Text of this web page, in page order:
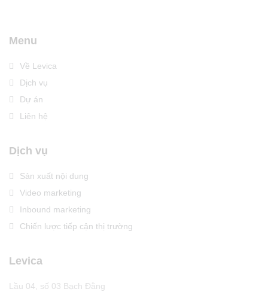
Menu
Về Levica
Dịch vụ
Dự án
Liên hệ
Dịch vụ
Sản xuất nội dung
Video marketing
Inbound marketing
Chiến lược tiếp cận thị trường
Levica
Lầu 04, số 03 Bạch Đằng